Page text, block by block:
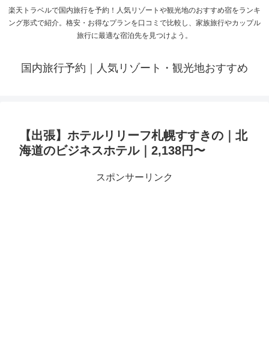
楽天トラベルで国内旅行を予約！人気リゾートや観光地のおすすめ宿をランキ
ング形式で紹介。格安・お得なプランを口コミで比較し、家族旅行やカップル
旅行に最適な宿泊先を見つけよう。
国内旅行予約｜人気リゾート・観光地おすすめ
【出張】ホテルリリーフ札幌すすきの｜北
海道のビジネスホテル｜2,138円〜
スポンサーリンク